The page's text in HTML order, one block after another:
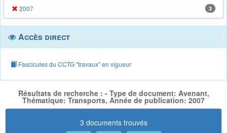
2007 3
Accès direct
Fascicules du CCTG "travaux" en vigueur
Résultats de recherche : - Type de document: Avenant,
Thématique: Transports, Année de publication: 2007
3 documents trouvés